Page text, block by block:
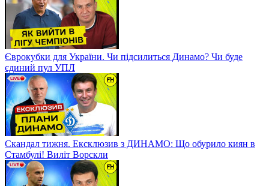
Єврокубки для України. Чи підсилиться Динамо? Чи буде
єдиний пул УПЛ
Скандал тижня. Ексклюзив з ДИНАМО: Що обурило киян в
Стамбулі! Виліт Ворскли